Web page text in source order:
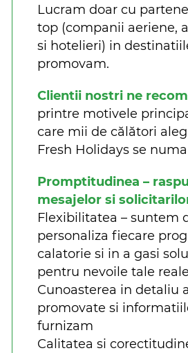
Lucram doar cu
top (companii aeriene,
si hotelieri) in
promovam.
Clientii nostri ne
printre motivele
care mii de călători
Fresh Holidays se
Promptitudinea –
mesajelor si
Flexibilitatea – suntem
personaliza fiecare
calatorie si in a gasi
pentru nevoile tale reale
Cunoasterea in detaliu
promovate si
furnizam
Calitatea si